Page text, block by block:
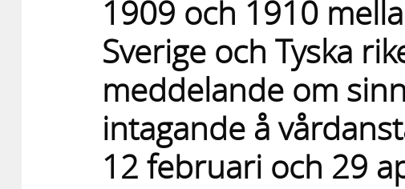
1909 och 1910
Sverige och Tyska
meddelande om
intagande å
12 februari och 29